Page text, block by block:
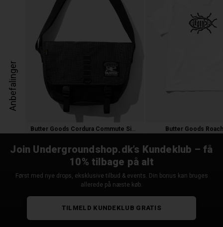
Anbefalinger
Butter Goods Cordura Commute Side Bag
Butter Goods
Join Undergroundshop.dk’s Kundeklub – få
10% tilbage på alt
Først med nye drops, eksklusive tilbud & events. Din bonus kan bruges
allerede på næste køb.
TILMELD KUNDEKLUB GRATIS